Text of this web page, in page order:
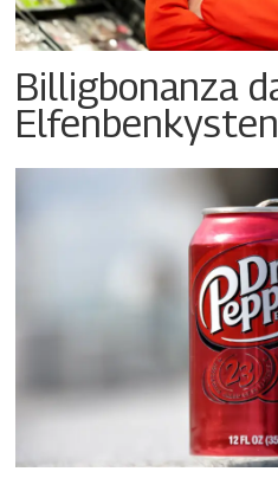
Billigbonanza
Elfenbenkysten